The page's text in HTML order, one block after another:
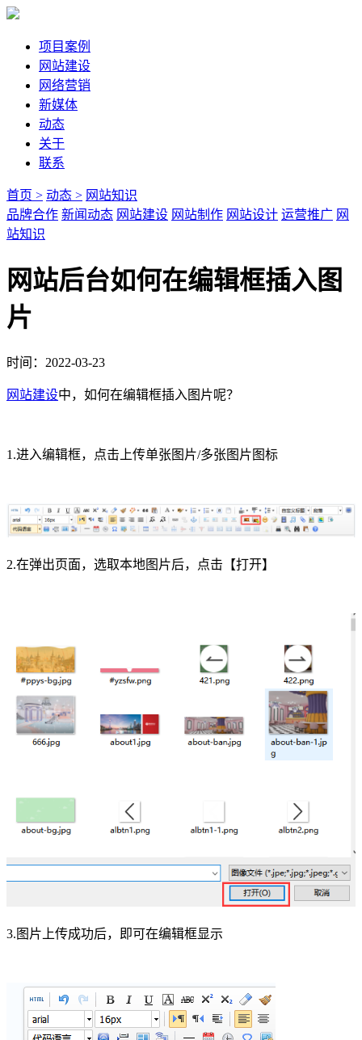
项目案例
网站建设
网络营销
新媒体
动态
关于
联系
首页 > 动态 > 网站知识
品牌合作 新闻动态 网站建设 网站制作 网站设计 运营推广 网
站知识
网站后台如何在编辑框插入图
片
时间：2022-03-23
网站建设中，如何在编辑框插入图片呢？
1.进入编辑框，点击上传单张图片/多张图片图标
2.在弹出页面，选取本地图片后，点击【打开】
3.图片上传成功后，即可在编辑框显示